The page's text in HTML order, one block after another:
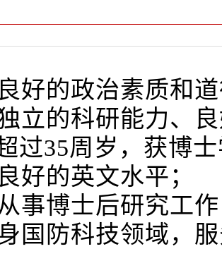
好的政治素质和
立的科研能力、
过35周岁，获博
好的英文水平；
事博士后研究工
国防科技领域，